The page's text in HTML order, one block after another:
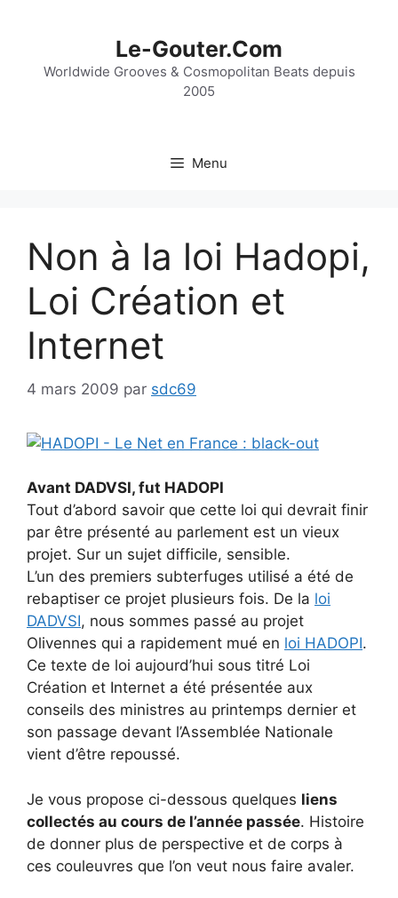
Le-Gouter.Com
Worldwide Grooves & Cosmopolitan Beats depuis
2005
Menu
Non à la loi Hadopi,
Loi Création et
Internet
4 mars 2009 par sdc69
Avant DADVSI, fut HADOPI
Tout d’abord savoir que cette loi qui devrait finir
par être présenté au parlement est un vieux
projet. Sur un sujet difficile, sensible.
L’un des premiers subterfuges utilisé a été de
rebaptiser ce projet plusieurs fois. De la loi
DADVSI, nous sommes passé au projet
Olivennes qui a rapidement mué en loi HADOPI.
Ce texte de loi aujourd’hui sous titré Loi
Création et Internet a été présentée aux
conseils des ministres au printemps dernier et
son passage devant l’Assemblée Nationale
vient d’être repoussé.
Je vous propose ci-dessous quelques liens
collectés au cours de l’année passée. Histoire
de donner plus de perspective et de corps à
ces couleuvres que l’on veut nous faire avaler.